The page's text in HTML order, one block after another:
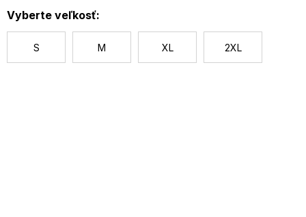
Vyberte veľkosť:
S M XL 2XL